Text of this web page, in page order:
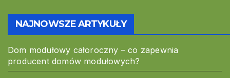
NAJNOWSZE ARTYKUŁY
Dom modułowy całoroczny – co zapewnia
producent domów modułowych?